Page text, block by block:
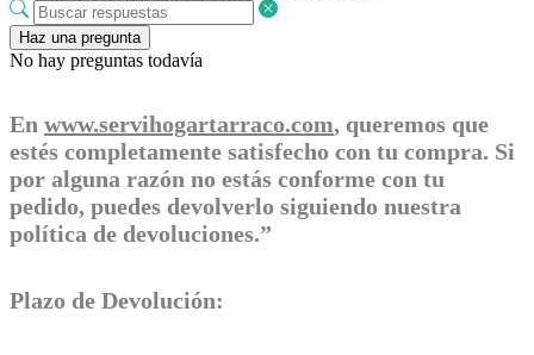
Haz una pregunta
No hay preguntas todavía
En www.servihogartarraco.com, queremos que
estés completamente satisfecho con tu compra. Si
por alguna razón no estás conforme con tu
pedido, puedes devolverlo siguiendo nuestra
política de devoluciones.”
Plazo de Devolución: